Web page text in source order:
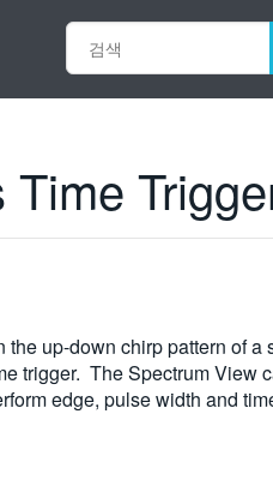
up-down chirp pattern of a
trigger. The Spectrum View
edge, pulse width and